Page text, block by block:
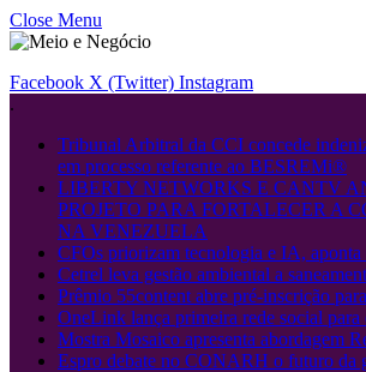
Close Menu
Facebook X (Twitter) Instagram
.
Tribunal Arbitral da CCI concede
em processo referente ao BESREMi®
LIBERTY NETWORKS E CANTV
PROJETO PARA FORTALECER A
NA VENEZUELA
CFOs priorizam tecnologia e IA,
Cetrel leva gestão ambiental a
Prêmio 55content abre pré-inscrição
OneLink lança primeira rede social
Mostra Mosaico apresenta abordagem
Espro debate no CONARH o futuro da